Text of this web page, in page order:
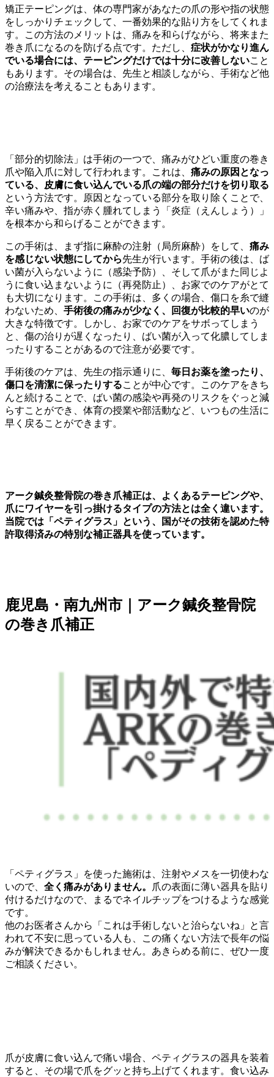
矯正テーピングは、体の専門家があなたの爪の形や指の状態
をしっかりチェックして、一番効果的な貼り方をしてくれま
す。この方法のメリットは、痛みを和らげながら、将来また
巻き爪になるのを防げる点です。ただし、 症状がかなり進ん
でいる場合には、テーピングだけでは十分に改善しないこと
もあります。その場合は、先生と相談しながら、手術など他
の治療法を考えることもあります。
「部分的切除法」は手術の一つで、痛みがひどい重度の巻き
爪や陥入爪に対して行われます。これは、 痛みの原因となっ
ている、皮膚に食い込んでいる爪の端の部分だけを切り取る
という方法です。原因となっている部分を取り除くことで、
辛い痛みや、指が赤く腫れてしまう「炎症（えんしょう）」
を根本から和らげることができます。
この手術は、まず指に麻酔の注射（局所麻酔）をして、 痛み
を感じない状態にしてから先生が行います。手術の後は、ば
い菌が入らないように（感染予防）、そして爪がまた同じよ
うに食い込まないように（再発防止）、お家でのケアがとて
も大切になります。この手術は、多くの場合、傷口を糸で縫
わないため、 手術後の痛みが少なく、回復が比較的早いのが
大きな特徴です。しかし、お家でのケアをサボってしまう
と、傷の治りが遅くなったり、ばい菌が入って化膿してしま
ったりすることがあるので注意が必要です。
手術後のケアは、先生の指示通りに、 毎日お薬を塗ったり、
傷口を清潔に保ったりすることが中心です。このケアをきち
んと続けることで、ばい菌の感染や再発のリスクをぐっと減
らすことができ、体育の授業や部活動など、いつもの生活に
早く戻ることができます。
アーク鍼灸整骨院の巻き爪補正は、よくあるテーピングや、
爪にワイヤーを引っ掛けるタイプの方法とは全く違います。
当院では「ペティグラス」という、国がその技術を認めた特
許取得済みの特別な補正器具を使っています。
鹿児島・南九州市｜アーク鍼灸整骨院
の巻き爪補正
「ペティグラス」を使った施術は、注射やメスを一切使わな
いので、 全く痛みがありません。
爪の表面に薄い器具を貼り
付けるだけなので、まるでネイルチップをつけるような感覚
です。
他のお医者さんから「これは手術しないと治らないね」と言
われて不安に思っている人も、この痛くない方法で長年の悩
みが解決できるかもしれません。あきらめる前に、ぜひ一度
ご相談ください。
爪が皮膚に食い込んで痛い場合、ペティグラスの器具を装着
すると、その場で爪をグッと持ち上げてくれます。食い込み